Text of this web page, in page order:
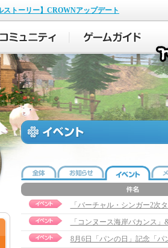
ストーリー】CROWNアップデート
「バーチャル・シンガー2次
「コンヌース海岸バカンス
8月6日「パンの日」記念「